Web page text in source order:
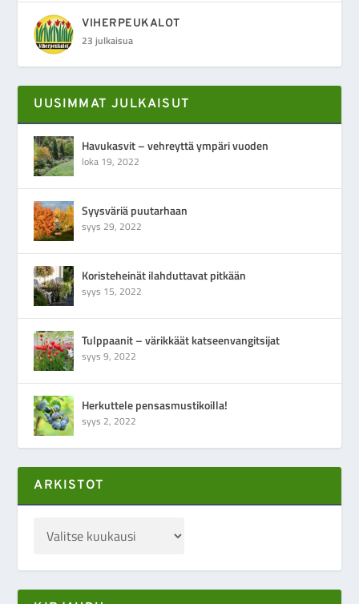
VIHERPEUKALOT
23 julkaisua
UUSIMMAT JULKAISUT
Havukasvit – vehreyttä ympäri vuoden
loka 19, 2022
Syysväriä puutarhaan
syys 29, 2022
Koristeheinät ilahduttavat pitkään
syys 15, 2022
Tulppaanit – värikkäät katseenvangitsijat
syys 9, 2022
Herkuttele pensasmustikoilla!
syys 2, 2022
ARKISTOT